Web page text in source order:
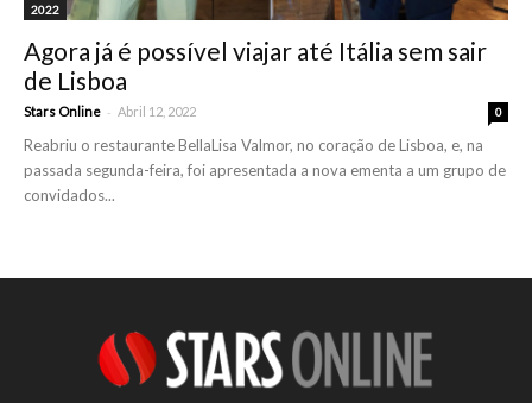
2022
Agora já é possível viajar até Itália sem sair
de Lisboa
Stars Online - Abril 12, 2022 0
Reabriu o restaurante BellaLisa Valmor, no coração de Lisboa, e, na
passada segunda-feira, foi apresentada a nova ementa a um grupo de
convidados...